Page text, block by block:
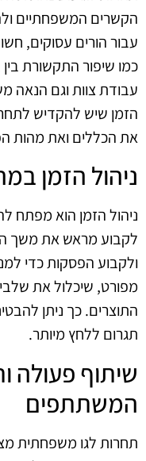
הקשרים המשפחתיים
עבור הורים עסוקים,
כמו שיפור התקשורת
עבודת צוות וגם הנאה
הזמן שיש להקדיש
את הכללים ואת מהות
ניהול הזמן
ניהול הזמן הוא מפתח
לקבוע מראש את משך
ולקבוע הפסקות כדי
מפורט, שיכלול את
התוצרים. כך ניתן
תגרום ללחץ מיותר.
שיתוף פעולה
המשתתפים
תחרות לגו משפחתית